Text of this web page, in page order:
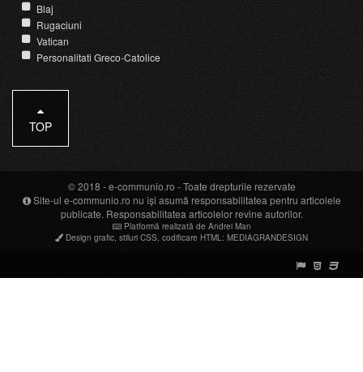
Blaj
Rugaciuni
Vatican
Personalitati Greco-Catolice
TOP
© 2018 -e-communio.ro - Toate drepturile rezervate
Site-ul e-communio.ro nu își asumă responsabilitatea pentru articolele
publicate. Responsabilitatea articolelor revine autorilor.
Platformă realizată de Andrei Man
Design grafic stiluri CSS codificare HTML : MEDIAGRANDESIGN